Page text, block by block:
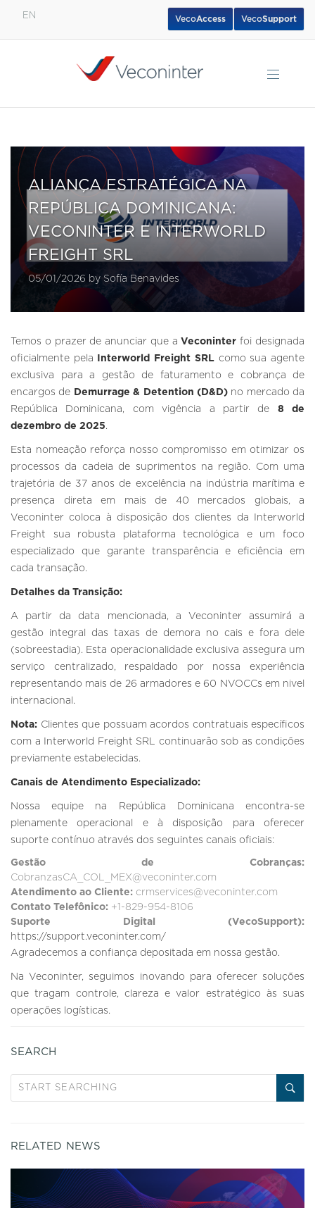
EN VecoSupport
VecoAccess
ALIANÇA ESTRATÉGICA NA
REPÚBLICA DOMINICANA:
VECONINTER E INTERWORLD
FREIGHT SRL
05/01/2026 by Sofía Benavides
Temos o prazer de anunciar que a Veconinter foi designada
oficialmente pela
Interworld Freight SRLcomo sua agente
exclusiva para a gestão de faturamento e cobrança de
encargos de Demurrage & Detention (D&D)no mercado da
República Dominicana, com vigência a partir de 8 de
dezembro de 2025.
Esta nomeação reforça nosso compromisso em otimizar os
processos da cadeia de suprimentos na região. Com uma
trajetória de 37 anos de excelência na indústria marítima e
presença direta em mais de 40 mercados globais, a
Veconinter coloca à disposição dos clientes da Interworld
Freight sua robusta plataforma tecnológica e um foco
especializado que garante transparência e eficiência em
cada transação.
Detalhes da Transição:
A partir da data mencionada, a Veconinter assumirá a
gestão integral das taxas de demora no cais e fora dele
(sobreestadia). Esta operacionalidade exclusiva assegura um
serviço centralizado, respaldado por nossa experiência
representando mais de 26 armadores e 60 NVOCCs em nivel
internacional.
Nota: Clientes que possuam acordos contratuais específicos
com a Interworld Freight SRL continuarão sob as condições
previamente estabelecidas.
Canais de Atendimento Especializado:
Nossa equipe na República Dominicana encontra-se
plenamente operacional e à disposição para oferecer
suporte contínuo através dos seguintes canais oficiais:
Gestão de Cobranças:
CobranzasCA_COL_MEX@veconinter.com
Atendimento ao Cliente: crmservices@veconinter.com
Contato Telefônico: +1-829-954-8106
Suporte Digital (VecoSupport):
https://support.veconinter.com/
Agradecemos a confiança depositada em nossa gestão.
Na Veconinter, seguimos inovando para oferecer soluções
que tragam controle, clareza e valor estratégico às suas
operações logísticas.
SEARCH
RELATED NEWS